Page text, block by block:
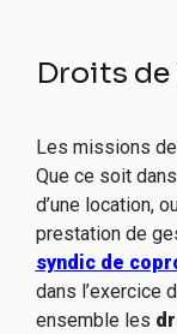
Droits
Les missions
Que ce soit
d’une location,
prestation de
syndic de
dans l’exercice
ensemble les